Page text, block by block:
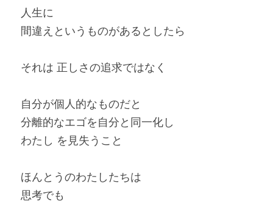
人生に
間違えというものがあるとしたら
それは 正しさの追求ではなく
自分が個人的なものだと
分離的なエゴを自分と同一化し
わたし を見失うこと
ほんとうのわたしたちは
思考でも